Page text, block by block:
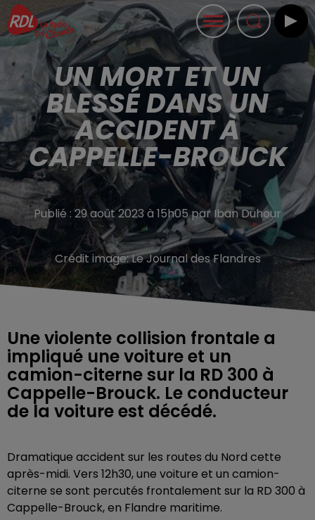
UN MORT ET UN
BLESSÉ DANS UN
ACCIDENT À
CAPPELLE-BROUCK
Publié : 29 août 2023 à 15h05 par Iban Duhour
Crédit image:Le Journal des Flandres
Une violente collision frontale a
impliqué une voiture et un
camion-citerne sur la RD 300 à
Cappelle-Brouck. Le conducteur
de la voiture est décédé.
Dramatique accident sur les routes du Nord cette
après-midi. Vers 12h30, une voiture et un camion-
citerne se sont percutés frontalement sur la RD 300 à
Cappelle-Brouck, en Flandre maritime.